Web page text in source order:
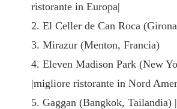
ristorante in Europa|
2. El Celler de Can Roca
3. Mirazur (Menton, Francia)
4. Eleven Madison Park (New
|migliore ristorante in Nord
5. Gaggan (Bangkok, Tailandia)